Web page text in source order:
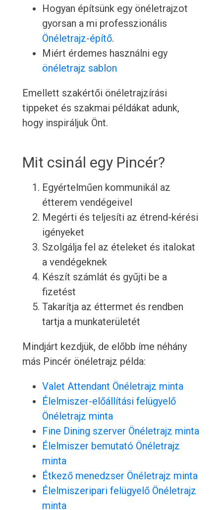
Hogyan építsünk egy önéletrajzot
gyorsan a mi professzionális
Önéletrajz-építő.
Miért érdemes használni egy
önéletrajz sablon
Emellett szakértői önéletrajzírási
tippeket és szakmai példákat adunk,
hogy inspiráljuk Önt.
Mit csinál egy Pincér?
Egyértelműen kommunikál az
étterem vendégeivel
Megérti és teljesíti az étrend-kérési
igényeket
Szolgálja fel az ételeket és italokat
a vendégeknek
Készít számlát és gyűjti be a
fizetést
Takarítja az éttermet és rendben
tartja a munkaterületét
Mindjárt kezdjük, de előbb íme néhány
más Pincér önéletrajz példa:
Valet Attendant Önéletrajz minta
Élelmiszer-előállítási felügyelő
Önéletrajz minta
Fine Dining szerver Önéletrajz minta
Élelmiszer bemutató Önéletrajz
minta
Étkező menedzser Önéletrajz minta
Élelmiszeripari felügyelő Önéletrajz
minta